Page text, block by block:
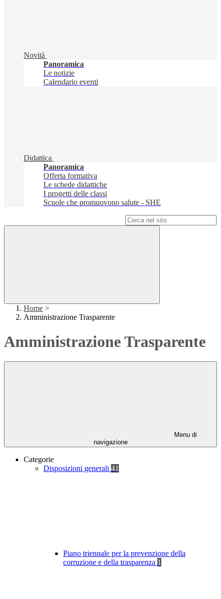
Novità
Panoramica
Le notizie
Calendario eventi
Didattica
Panoramica
Offerta formativa
Le schede didattiche
I progetti delle classi
Scuole che promuovono salute - SHE
Home >
Amministrazione Trasparente
Amministrazione Trasparente
Menu di
navigazione
Categorie
Disposizioni generali 41
Piano triennale per la prevenzione della
corruzione e della trasparenza 1